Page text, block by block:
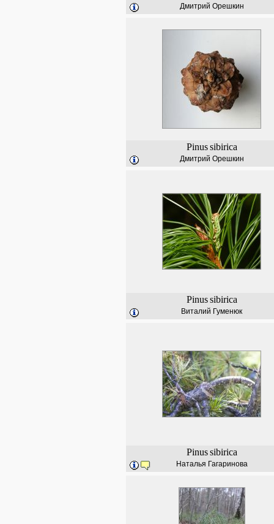
Дмитрий Орешкин
Pinus sibirica
Дмитрий Орешкин
Pinus sibirica
Виталий Гуменюк
Pinus sibirica
Наталья Гагаринова